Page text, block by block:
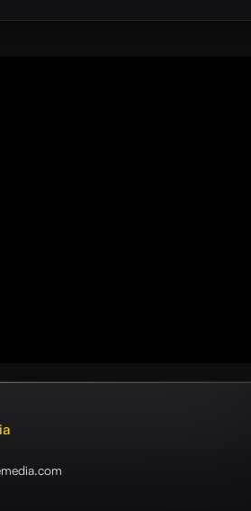
.com